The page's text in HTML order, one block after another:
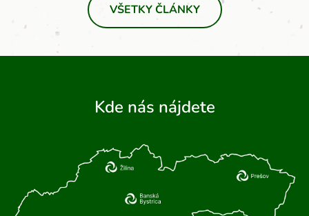
VŠETKY ČLÁNKY
Kde nás nájdete